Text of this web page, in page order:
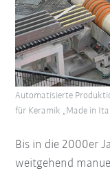
Bis in die 2000er
weitgehend
Automatisierte
für Keramik „Made in